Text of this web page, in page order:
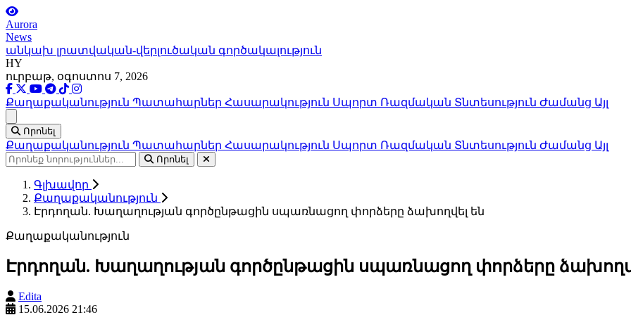
Aurora
News
անկախ լրատվական-վերլուծական գործակալություն
HY
ուրբաթ, օգոստոս 7, 2026
Քաղաքականություն Պատահարներ Հասարակություն Սպորտ Ռազմական Տնտեսություն Ժամանց Այլ
Որոնել
Քաղաքականություն Պատահարներ Հասարակություն Սպորտ Ռազմական Տնտեսություն Ժամանց Այլ
Որոնել
Գլխավոր
Քաղաքականություն
Էրդողան. Խաղաղության գործընթացին սպառնացող փորձերը ձախողվել են
Քաղաքականություն
Էրդողան. Խաղաղության գործընթացին սպառնացող փորձերը
Edita
15.06.2026 21:46